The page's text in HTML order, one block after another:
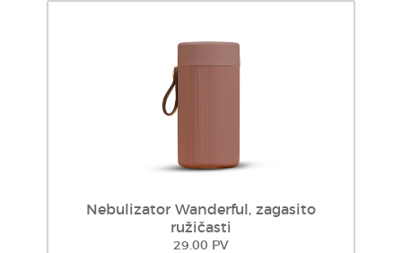
Nebulizator Wanderful, zagasito
ružičasti
29.00 PV